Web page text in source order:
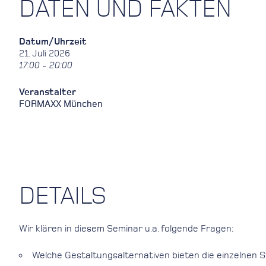
DATEN UND FAKTEN
Datum/Uhrzeit
21. Juli 2026
17:00 - 20:00
Veranstalter
FORMAXX München
DETAILS
Wir klären in diesem Seminar u.a. folgende Fragen:
Welche Gestaltungsalternativen bieten die einzelnen